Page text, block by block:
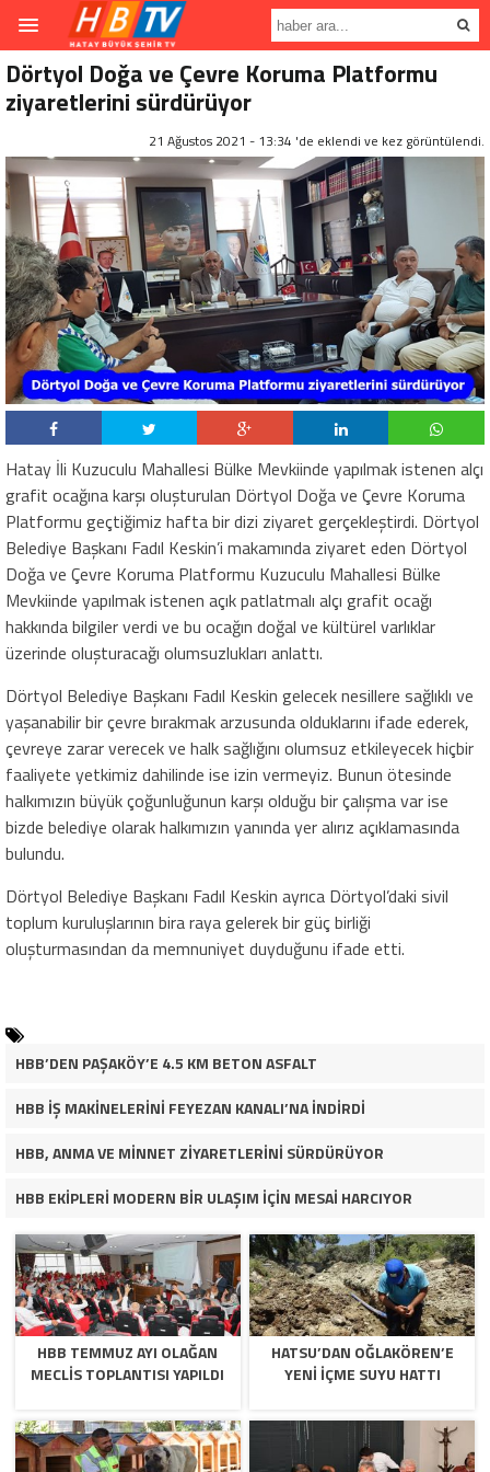
Dörtyol Doğa ve Çevre Koruma Platformu
ziyaretlerini sürdürüyor
21 Ağustos 2021 - 13:34 'de eklendi ve kez görüntülendi.
Hatay İli Kuzuculu Mahallesi Bülke Mevkiinde yapılmak istenen alçı
grafit ocağına karşı oluşturulan Dörtyol Doğa ve Çevre Koruma
Platformu geçtiğimiz hafta bir dizi ziyaret gerçekleştirdi. Dörtyol
Belediye Başkanı Fadıl Keskin’i makamında ziyaret eden Dörtyol
Doğa ve Çevre Koruma Platformu Kuzuculu Mahallesi Bülke
Mevkiinde yapılmak istenen açık patlatmalı alçı grafit ocağı
hakkında bilgiler verdi ve bu ocağın doğal ve kültürel varlıklar
üzerinde oluşturacağı olumsuzlukları anlattı.
Dörtyol Belediye Başkanı Fadıl Keskin gelecek nesillere sağlıklı ve
yaşanabilir bir çevre bırakmak arzusunda olduklarını ifade ederek,
çevreye zarar verecek ve halk sağlığını olumsuz etkileyecek hiçbir
faaliyete yetkimiz dahilinde ise izin vermeyiz. Bunun ötesinde
halkımızın büyük çoğunluğunun karşı olduğu bir çalışma var ise
bizde belediye olarak halkımızın yanında yer alırız açıklamasında
bulundu.
Dörtyol Belediye Başkanı Fadıl Keskin ayrıca Dörtyol’daki sivil
toplum kuruluşlarının bira raya gelerek bir güç birliği
oluşturmasından da memnuniyet duyduğunu ifade etti.
HBB’DEN PAŞAKÖY’E 4.5 KM BETON ASFALT
HBB İŞ MAKİNELERİNİ FEYEZAN KANALI’NA İNDİRDİ
HBB, ANMA VE MİNNET ZİYARETLERİNİ SÜRDÜRÜYOR
HBB EKİPLERİ MODERN BİR ULAŞIM İÇİN MESAİ HARCIYOR
HBB TEMMUZ AYI OLAĞAN
MECLİS TOPLANTISI YAPILDI
HATSU’DAN OĞLAKÖREN’E
YENİ İÇME SUYU HATTI